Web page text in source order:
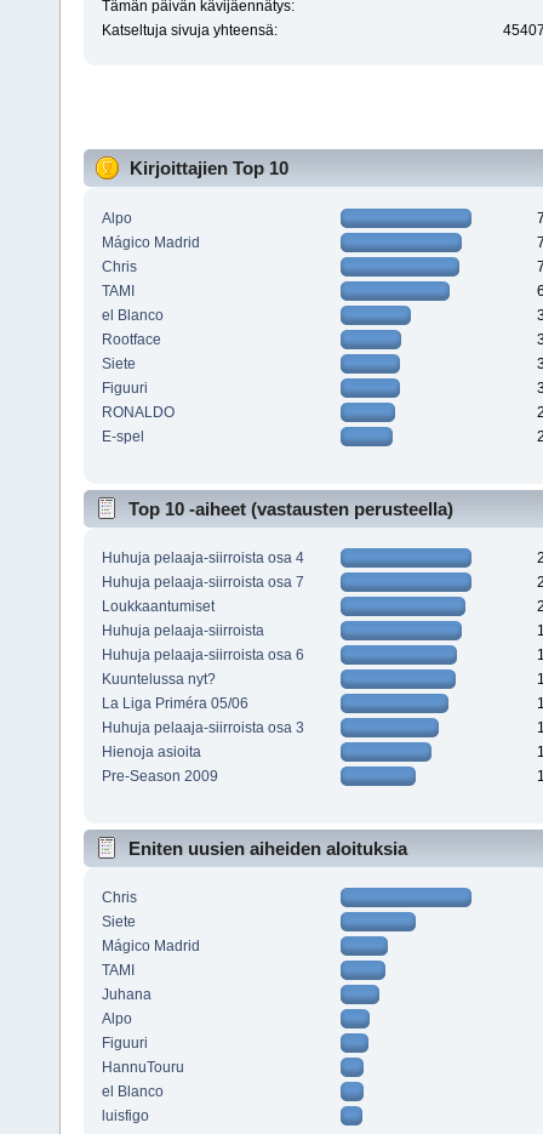
Tämän päivän kävijäennätys:
Katseltuja sivuja yhteensä:
Kirjoittajien Top 10
Alpo
Mágico Madrid
Chris
TAMI
el Blanco
Rootface
Siete
Figuuri
RONALDO
E-spel
Top 10 -aiheet (vastausten perusteella)
Huhuja pelaaja-siirroista osa 4
Huhuja pelaaja-siirroista osa 7
Loukkaantumiset
Huhuja pelaaja-siirroista
Huhuja pelaaja-siirroista osa 6
Kuuntelussa nyt?
La Liga Priméra 05/06
Huhuja pelaaja-siirroista osa 3
Hienoja asioita
Pre-Season 2009
Eniten uusien aiheiden aloituksia
Chris
Siete
Mágico Madrid
TAMI
Juhana
Alpo
Figuuri
HannuTouru
el Blanco
luisfigo